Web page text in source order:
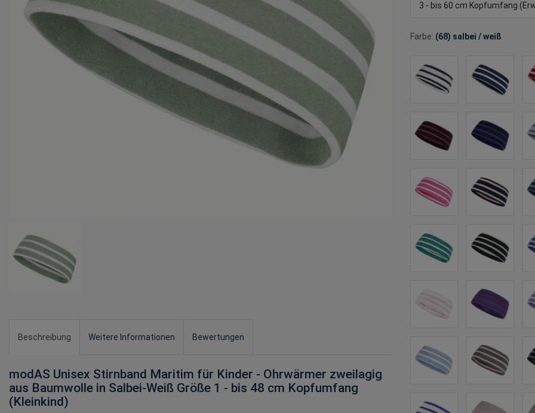
Beschreibung Weitere Informationen Bewertungen
modAS Unisex Stirnband Maritim für Kinder - Ohrwärmer zweilagig
aus Baumwolle in Salbei-Weiß Größe 1 - bis 48 cm Kopfumfang
(Kleinkind)
3 - bis 60 cm Kopfumfang
Farbe: (68) salbei / weiß